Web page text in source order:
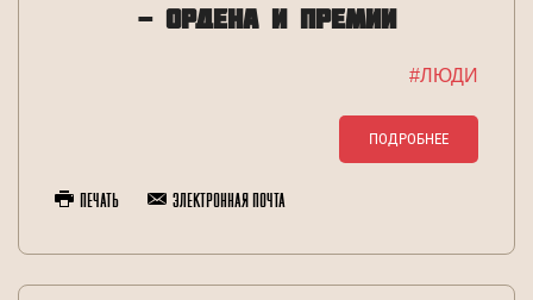
- ОРДЕНА И ПРЕМИИ
#ЛЮДИ
ПОДРОБНЕЕ
Печать Электронная почта